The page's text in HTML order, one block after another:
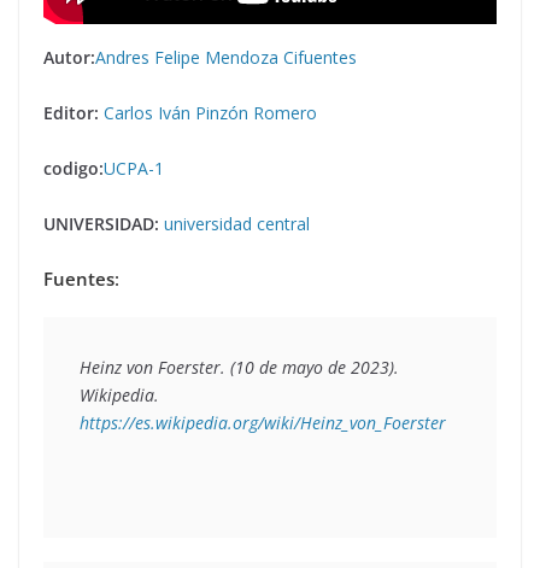
Autor:Andres Felipe Mendoza Cifuentes
Editor: Carlos Iván Pinzón Romero
codigo:UCPA-1
UNIVERSIDAD: universidad central
Fuentes:
Heinz von Foerster. (10 de mayo de 2023).
https://es.wikipedia.org/wiki/Heinz_von_Foerster